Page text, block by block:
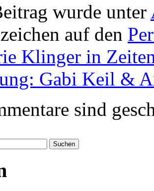
wurde unter
auf den
Klinger in
Gabi Keil &
sind